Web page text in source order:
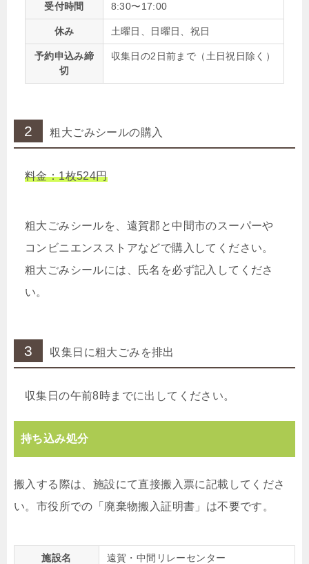
受付時間 8:30〜17:00
休み 土曜日、日曜日、祝日
予約申込み締
切
収集日の2日前まで（土日祝日除く）
2 粗大ごみシールの購入
料金：1枚524円
粗大ごみシールを、遠賀郡と中間市のスーパーや
コンビニエンスストアなどで購入してください。
粗大ごみシールには、氏名を必ず記入してくださ
い。
3 収集日に粗大ごみを排出
収集日の午前8時までに出してください。
持ち込み処分
搬入する際は、施設にて直接搬入票に記載してくださ
い。市役所での「廃棄物搬入証明書」は不要です。
施設名 遠賀・中間リレーセンター